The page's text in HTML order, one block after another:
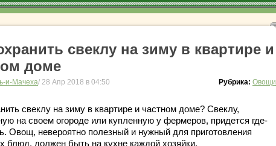
свеклу на зиму в квартире и
доме
и-Мачеха/ 28 Апр 2018 в 04:50 Рубрика: Овощи
свеклу на зиму в квартире и частном доме? Свеклу,
на своем огороде или купленную у фермеров, придется где-
Овощ, невероятно полезный и нужный для приготовления
блюд, должен быть на кухне каждой хозяйки.